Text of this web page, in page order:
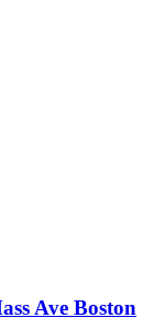
Ave Boston